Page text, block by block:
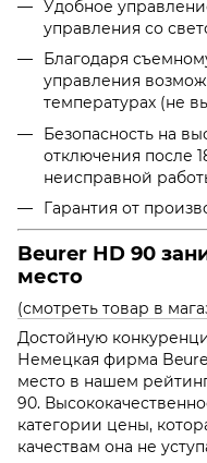
Удобное
управления со
Благодаря
управления
температурах (не
Безопасность на
отключения после
неисправной
Гарантия от
Beurer HD 90
место
(смотреть товар в
Достойную
Немецкая фирма
место в нашем
90.
категории цены,
качествам она не